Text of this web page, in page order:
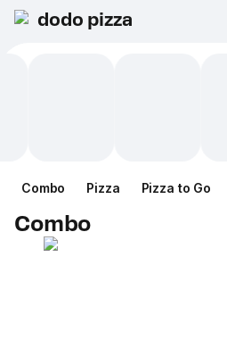
dodo pizza
Combo Pizza Pizza to Go
Combo